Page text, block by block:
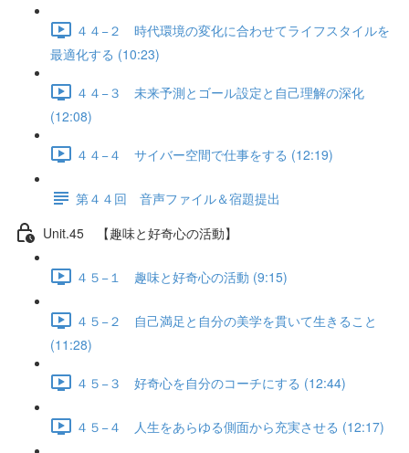
４４−２ 時代環境の変化に合わせてライフスタイルを
最適化する (10:23)
４４−３ 未来予測とゴール設定と自己理解の深化
(12:08)
４４−４ サイバー空間で仕事をする (12:19)
第４４回 音声ファイル＆宿題提出
Unit.45 【趣味と好奇心の活動】
４５−１ 趣味と好奇心の活動 (9:15)
４５−２ 自己満足と自分の美学を貫いて生きること
(11:28)
４５−３ 好奇心を自分のコーチにする (12:44)
４５−４ 人生をあらゆる側面から充実させる (12:17)